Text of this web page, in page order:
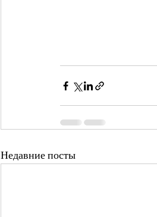
Недавние посты